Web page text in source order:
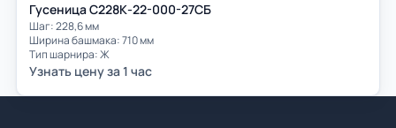
Гусеница C228К-22-000-27СБ
Шаг: 228,6 мм
Ширина башмака: 710 мм
Тип шарнира: Ж
Узнать цену за 1 час